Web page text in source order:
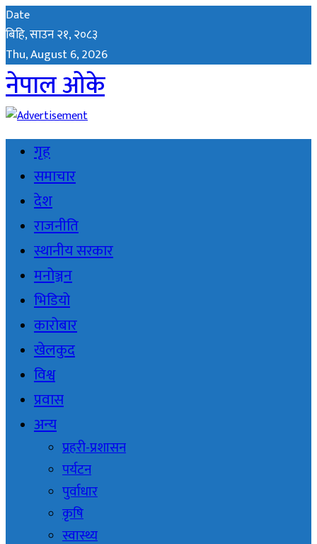
Date
बिहि, साउन २१, २०८३
Thu, August 6, 2026
नेपाल ओके
गृह
समाचार
देश
राजनीति
स्थानीय सरकार
मनोञ्जन
भिडियो
कारोबार
खेलकुद
विश्व
प्रवास
अन्य
प्रहरी-प्रशासन
पर्यटन
पुर्वाधार
कृषि
स्वास्थ्य